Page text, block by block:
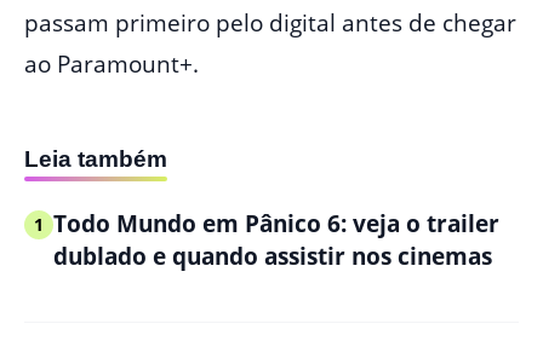
passam primeiro pelo digital antes de chegar
ao Paramount+.
Leia também
1 Todo Mundo em Pânico 6: veja o trailer
dublado e quando assistir nos cinemas